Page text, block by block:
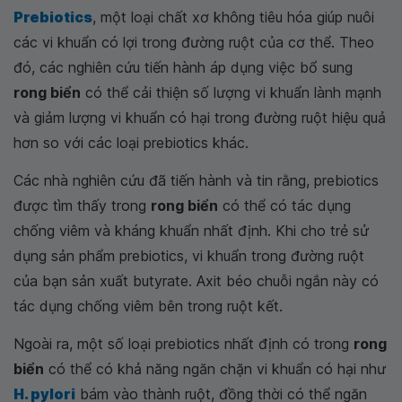
Prebiotics, một loại chất xơ không tiêu hóa giúp nuôi
các vi khuẩn có lợi trong đường ruột của cơ thể. Theo
đó, các nghiên cứu tiến hành áp dụng việc bổ sung
rong biển có thể cải thiện số lượng vi khuẩn lành mạnh
và giảm lượng vi khuẩn có hại trong đường ruột hiệu quả
hơn so với các loại prebiotics khác.
Các nhà nghiên cứu đã tiến hành và tin rằng, prebiotics
được tìm thấy trong rong biển có thể có tác dụng
chống viêm và kháng khuẩn nhất định. Khi cho trẻ sử
dụng sản phẩm prebiotics, vi khuẩn trong đường ruột
của bạn sản xuất butyrate. Axit béo chuỗi ngắn này có
tác dụng chống viêm bên trong ruột kết.
Ngoài ra, một số loại prebiotics nhất định có trong rong
biển có thể có khả năng ngăn chặn vi khuẩn có hại như
H. pylori bám vào thành ruột, đồng thời có thể ngăn